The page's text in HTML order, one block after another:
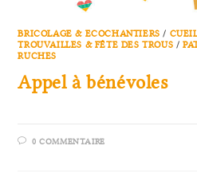
BRICOLAGE & ECOCHANTIERS /
TROUVAILLES & FÊTE DES TROUS /
RUCHES
Appel à bénévoles
0 COMMENTAIRE